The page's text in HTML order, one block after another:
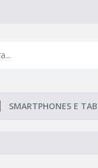
SMARTPHONES E